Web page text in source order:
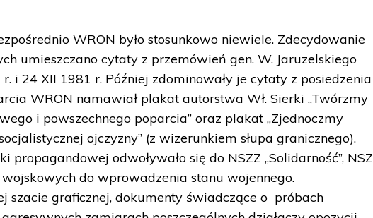
WRON było stosunkowo niewiele. Zdecydowanie
umieszczano cytaty z przemówień gen. W. Jaruzelskiego
i 24 XII 1981 r. Później zdominowały je cytaty z posiedzenia
WRON namawiał plakat autorstwa Wł. Sierki „Twórzmy
i powszechnego poparcia” oraz plakat „Zjednoczmy
ojczyzny” (z wizerunkiem słupa granicznego).
odwoływało się do NSZZ „Solidarność”, NSZ
wojskowych do wprowadzenia stanu wojennego.
szacie graficznej, dokumenty świadczące o próbach